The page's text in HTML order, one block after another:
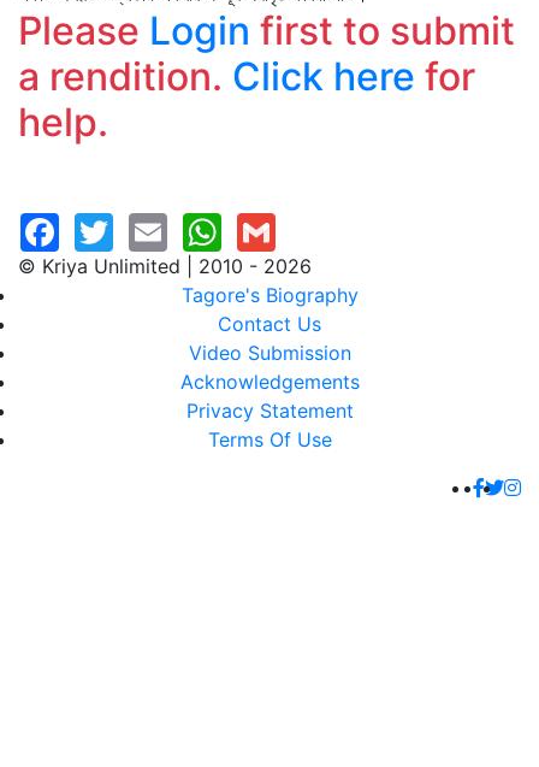
Please Login first to submit
a rendition. Click here for
help.
© Kriya Unlimited | 2010 - 2026
Tagore's Biography
Contact Us
Video Submission
Acknowledgements
Privacy Statement
Terms Of Use